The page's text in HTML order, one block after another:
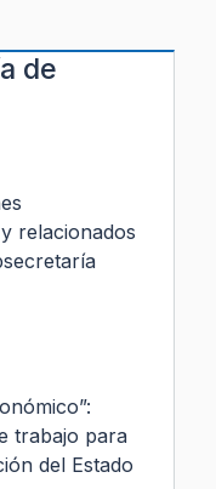
de
relacionados
trabajo para
del Estado